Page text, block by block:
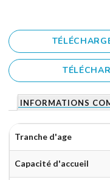
INFORMATIONS
Tranche d'age
Capacité d'accueil